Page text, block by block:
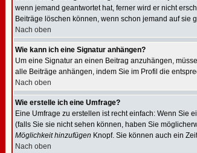
wenn jemand geantwortet hat, ferner wird er nicht
Beiträge löschen können, wenn schon jemand auf sie
Nach oben
Wie kann ich eine Signatur anhängen?
Um eine Signatur an einen Beitrag anzuhängen,
alle Beiträge anhängen, indem Sie im Profil die
Nach oben
Wie erstelle ich eine Umfrage?
Eine Umfrage zu erstellen ist recht einfach: Wenn Sie
(falls Sie sie nicht sehen können, haben Sie
Möglichkeit hinzufügen Knopf. Sie können auch ein
Nach oben